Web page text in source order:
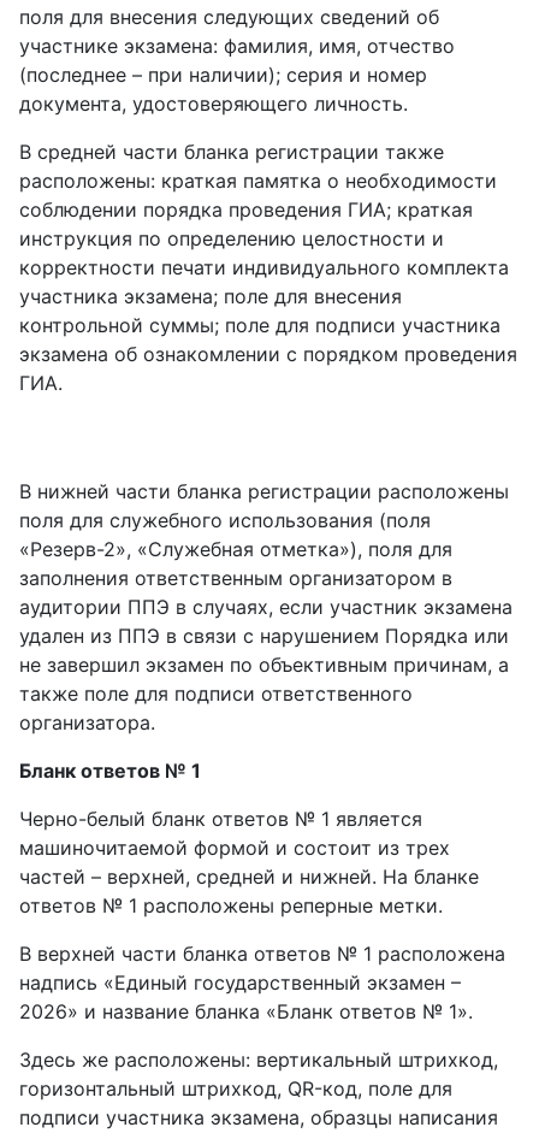
поля для внесения следующих сведений об
участнике экзамена: фамилия, имя, отчество
(последнее – при наличии); серия и номер
документа, удостоверяющего личность.
В средней части бланка регистрации также
расположены: краткая памятка о необходимости
соблюдении порядка проведения ГИА; краткая
инструкция по определению целостности и
корректности печати индивидуального комплекта
участника экзамена; поле для внесения
контрольной суммы; поле для подписи участника
экзамена об ознакомлении с порядком проведения
ГИА.
В нижней части бланка регистрации расположены
поля для служебного использования (поля
«Резерв-2», «Служебная отметка»), поля для
заполнения ответственным организатором в
аудитории ППЭ в случаях, если участник экзамена
удален из ППЭ в связи с нарушением Порядка или
не завершил экзамен по объективным причинам, а
также поле для подписи ответственного
организатора.
Бланк ответов № 1
Черно-белый бланк ответов № 1 является
машиночитаемой формой и состоит из трех
частей – верхней, средней и нижней. На бланке
ответов № 1 расположены реперные метки.
В верхней части бланка ответов № 1 расположена
надпись «Единый государственный экзамен –
2026» и название бланка «Бланк ответов № 1».
Здесь же расположены: вертикальный штрихкод,
горизонтальный штрихкод, QR-код, поле для
подписи участника экзамена, образцы написания